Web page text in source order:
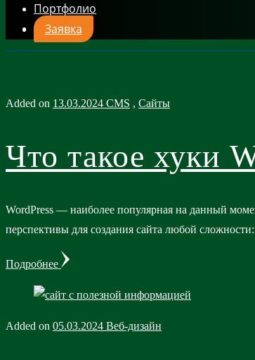
Портфолио
Заявка
Added on 13.03.2024 CMS , Сайты
Что такое хуки
WordPress — наиболее популярная на данный
перспективы для создания сайта любой
Подробнее
Added on 05.03.2024 Веб-дизайн